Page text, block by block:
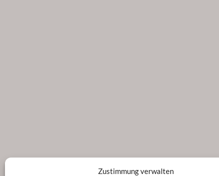
Zustimmung verwalten